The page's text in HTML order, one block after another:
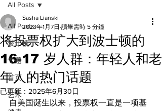
All Posts
波士顿
专题
首页
艺术
All Posts
将投票权扩大到波士顿的
16-17 岁人群：年轻人和老
年人的热门话题
Sasha Lianski
2023年1月7日 讀畢需時 5 分鐘
已更新： 2025年6月30日
自美国诞生以来，投票权一直是一项基